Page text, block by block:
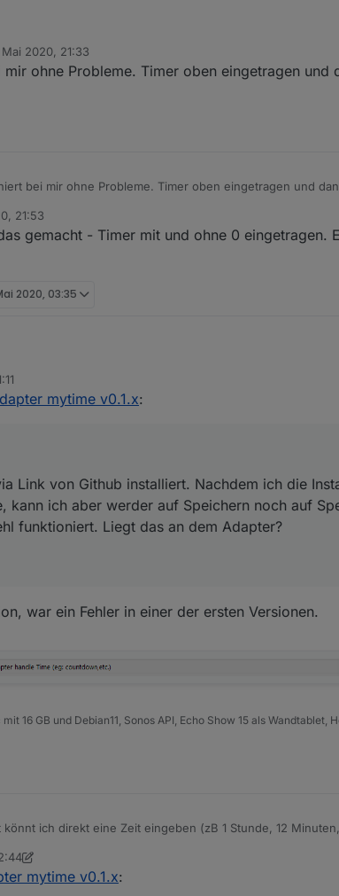
gerade via Link von Github installiert. Nachdem ich die
ich aber werder auf Speichern noch auf Speichern &
Liegt das an dem Adapter?
2020, 21:33
ohne Probleme. Timer oben eingetragen
bei mir ohne Probleme. Timer oben eingetragen und
21:53
gemacht - Timer mit und ohne 0 eingetragen.
2020, 03:35
gerade via Link von Github installiert. Nachdem ich die
ich aber werder auf Speichern noch auf Speichern &
mytime v0.1.x:
Link von Github installiert. Nachdem ich die
kann ich aber werder auf Speichern noch auf
funktioniert. Liegt das an dem Adapter?
war ein Fehler in einer der ersten Versionen.
16 GB und Debian11, Sonos API, Echo Show 15 als Wandtablet,
ich direkt eine Zeit eingeben (zB 1 Stunde, 12
Datetime
mytime v0.1.x: